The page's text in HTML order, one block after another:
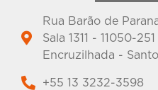
Rua Barão de
Sala 1311 - 11050-251
Encruzilhada -
+55 13 3232-3598